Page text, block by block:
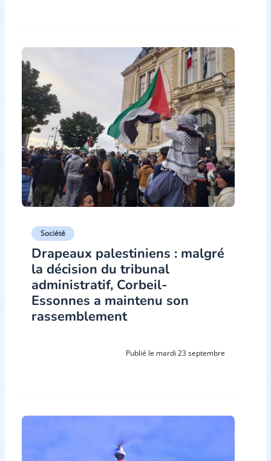
Société
Drapeaux palestiniens : malgré
la décision du tribunal
administratif, Corbeil-
Essonnes a maintenu son
rassemblement
Publié le mardi 23 septembre